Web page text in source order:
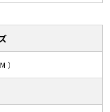
）